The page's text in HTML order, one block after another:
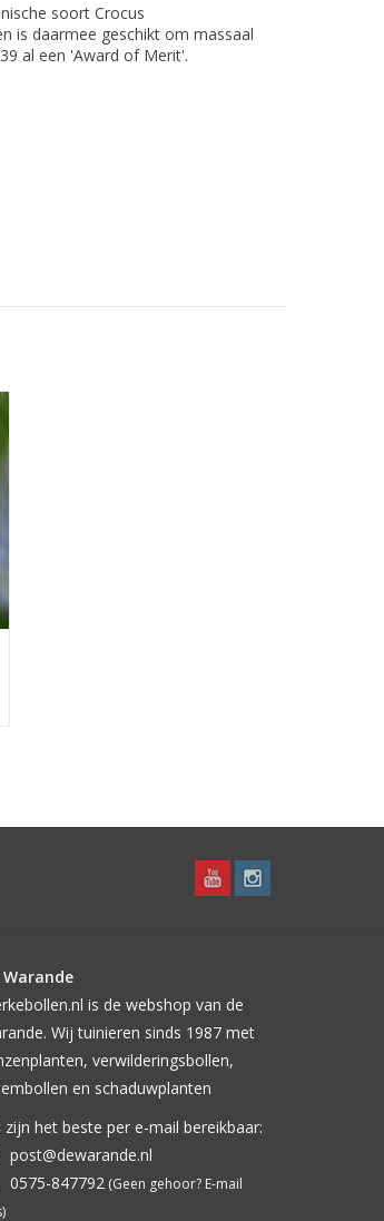
soort Crocus
is daarmee geschikt om massaal
al een 'Award of Merit'.
Warande
is de webshop van de
Wij tuinieren sinds 1987 met
verwilderingsbollen,
en schaduwplanten
zijn het beste per e-mail bereikbaar:
post@dewarande.nl
0575-847792(Geen gehoor? E-mail